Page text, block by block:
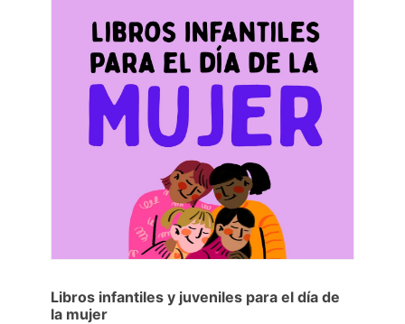
Libros infantiles y juveniles para el día de
la mujer